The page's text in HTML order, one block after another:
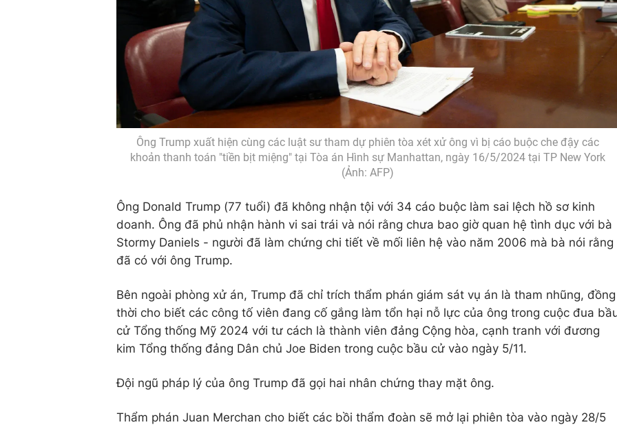
Ông Trump xuất hiện cùng các luật sư tham dự phiên tòa xét xử ông vì bị cáo buộc che đậy các
khoản thanh toán "tiền bịt miệng" tại Tòa án Hình sự Manhattan, ngày 16/5/2024 tại TP New York
(Ảnh: AFP)
Ông Donald Trump (77 tuổi) đã không nhận tội với 34 cáo buộc làm sai lệch hồ sơ kinh
doanh. Ông đã phủ nhận hành vi sai trái và nói rằng chưa bao giờ quan hệ tình dục với bà
Stormy Daniels - người đã làm chứng chi tiết về mối liên hệ vào năm 2006 mà bà nói rằng
đã có với ông Trump.
Bên ngoài phòng xử án, Trump đã chỉ trích thẩm phán giám sát vụ án là tham nhũng, đồng
thời cho biết các công tố viên đang cố gắng làm tổn hại nỗ lực của ông trong cuộc đua
cử Tổng thống Mỹ 2024 với tư cách là thành viên đảng Cộng hòa, cạnh tranh với đương
kim Tổng thống đảng Dân chủ Joe Biden trong cuộc bầu cử vào ngày 5/11.
Đội ngũ pháp lý của ông Trump đã gọi hai nhân chứng thay mặt ông.
Thẩm phán Juan Merchan cho biết các bồi thẩm đoàn sẽ mở lại phiên tòa vào ngày 28/5